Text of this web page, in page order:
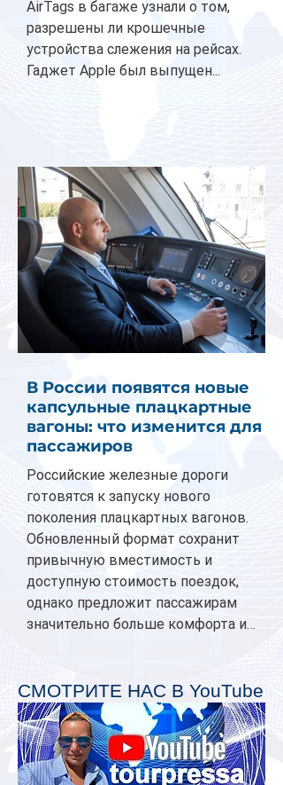
AirTags в багаже узнали о том,
разрешены ли крошечные
устройства слежения на рейсах.
Гаджет Apple был выпущен...
В России появятся новые
капсульные плацкартные
вагоны: что изменится для
пассажиров
Российские железные дороги
готовятся к запуску нового
поколения плацкартных вагонов.
Обновленный формат сохранит
привычную вместимость и
доступную стоимость поездок,
однако предложит пассажирам
значительно больше комфорта и
планируется начать в 2027 году.
Одним из главных нововведений
станут индивидуальные шторки у
каждого спального места. Они
позволят пассажирам закрыть свою
СМОТРИТЕ НАС В YouTube